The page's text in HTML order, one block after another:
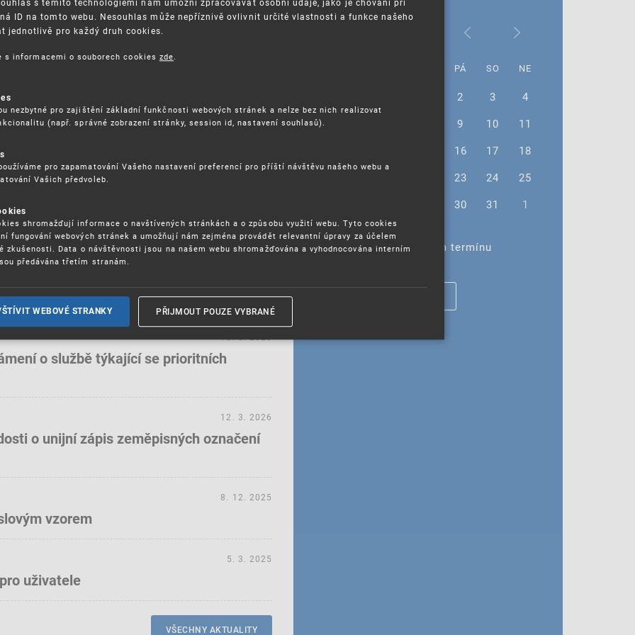
služeb - 5.8.2026
jinak (aneb když se značky hádají
17. 9. 2026
tržištích nacházejících se mimo
porušování IPR
a vymáhání IPR ve třetích zemích
o službě týkající se prioritních
18. 5. 2026
o unijní zápis zeměpisných označení
12. 3. 2026
vzorem
8. 12. 2025
uživatele
5. 3. 2025
VŠECHNY AKTUALITY
PÁ SO NE
2 3
4
9 10
11
16 17
18
23 24
25
30 31 1
Žádné akce ve vybraném termínu
ID na tomto webu. Nesouhlas může nepříznivě ovlivnit určité vlastnosti a funkce našeho
jednotlivě pro každý druh cookies.
s informacemi o souborech cookies zde
nezbytné pro zajištění základní funkčnosti webových stránek a nelze bez nich realizovat
(např. správné zobrazení stránky, session id, nastavení souhlasů).
pro zapamatování Vašeho nastavení preferencí pro příští návštěvu našeho webu a
Vašich předvoleb.
shromažďují informace o navštívených stránkách a o způsobu využití webu. Tyto cookies
fungování webových stránek a umožňují nám zejména provádět relevantní úpravy za účelem
zkušenosti. Data o návštěvnosti jsou na našem webu shromažďována a vyhodnocována interním
předávána třetím stranám.
WEBOVÉ STRANKY PŘIJMOUT POUZE VYBRANÉ